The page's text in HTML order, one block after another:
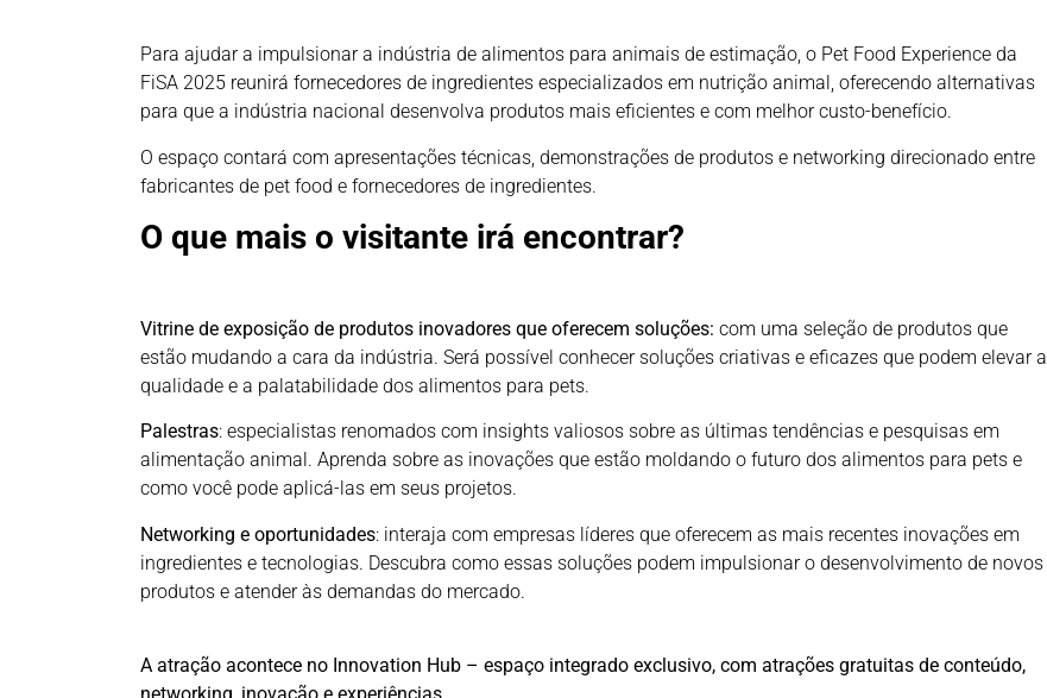
Para ajudar a impulsionar a indústria de alimentos para animais de estimação, o Pet Food Experience da
FiSA 2025 reunirá fornecedores de ingredientes especializados em nutrição animal, oferecendo alternativas
para que a indústria nacional desenvolva produtos mais eficientes e com melhor custo-benefício.
O espaço contará com apresentações técnicas, demonstrações de produtos e networking direcionado entre
fabricantes de pet food e fornecedores de ingredientes.
O que mais o visitante irá encontrar?
Vitrine de exposição de produtos inovadores que oferecem soluções: com uma seleção de produtos que
estão mudando a cara da indústria. Será possível conhecer soluções criativas e eficazes que podem elevar a
qualidade e a palatabilidade dos alimentos para pets.
Palestras: especialistas renomados com insights valiosos sobre as últimas tendências e pesquisas em
alimentação animal. Aprenda sobre as inovações que estão moldando o futuro dos alimentos para pets e
como você pode aplicá-las em seus projetos.
Networking e oportunidades: interaja com empresas líderes que oferecem as mais recentes inovações em
ingredientes e tecnologias. Descubra como essas soluções podem impulsionar o desenvolvimento de novos
produtos e atender às demandas do mercado.
A atração acontece no Innovation Hub – espaço integrado exclusivo, com atrações gratuitas de conteúdo,